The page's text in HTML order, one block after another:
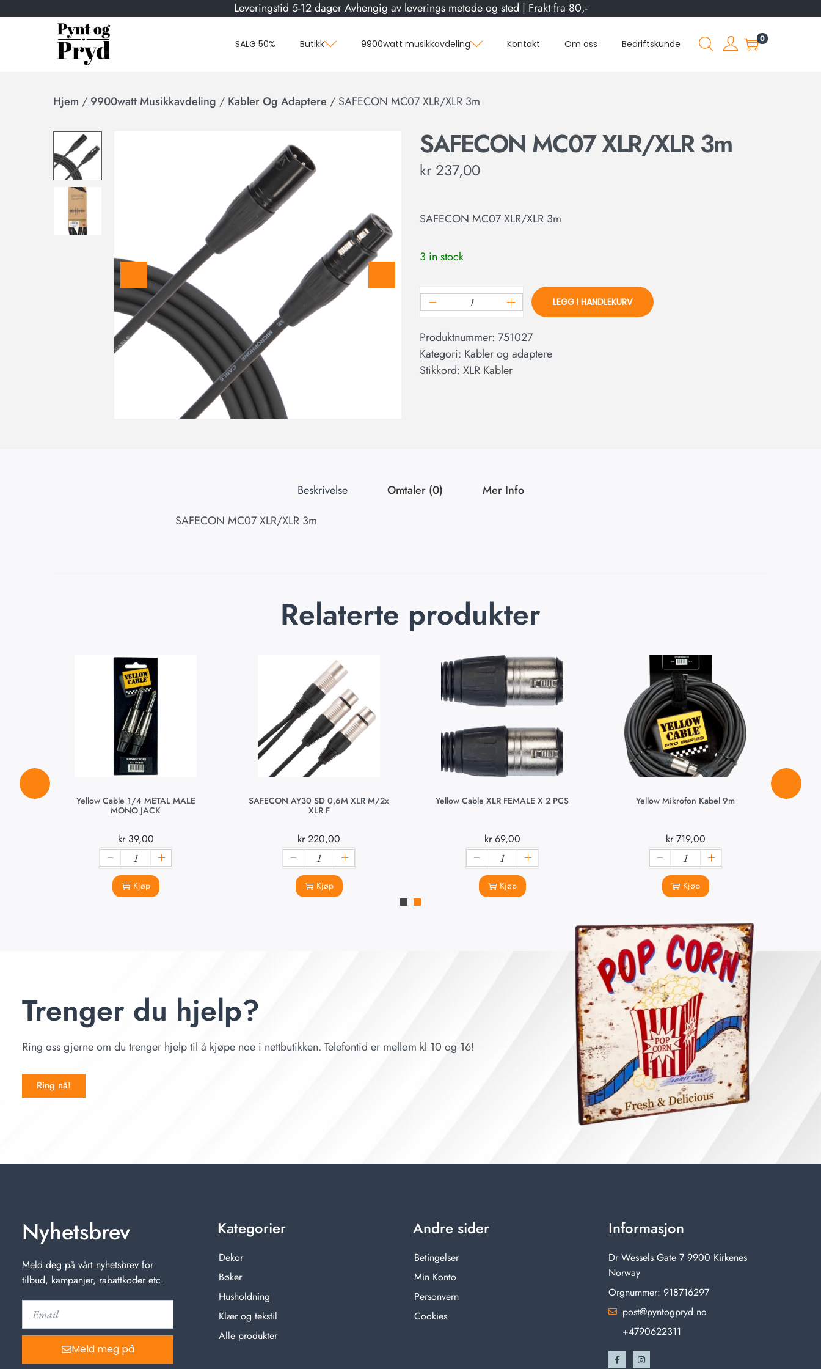
Leveringstid 5-12 dager Avhengig av leverings metode og sted | Frakt fra 80,-
SALG 50% Butikk 9900watt musikkavdeling Kontakt Om oss Bedriftskunde 0
Hjem / 9900watt Musikkavdeling / Kabler Og Adaptere / SAFECON MC07 XLR/XLR 3m
SAFECON MC07 XLR/XLR 3m
kr 237,00
SAFECON MC07 XLR/XLR 3m
3 in stock
LEGG I HANDLEKURV
Produktnummer: 751027
Kategori: Kabler og adaptere
Stikkord: XLR Kabler
Beskrivelse Omtaler (0)
Mer Info
SAFECON MC07 XLR/XLR 3m
Relaterte produkter
Yellow Cable 1/4 METAL MALE
MONO JACK
kr39,00
Kjøp
SAFECON AY30 SD 0,6M XLR M/2x
XLR F
kr220,00
Kjøp
Yellow Cable XLR FEMALE X 2 PCS
kr69,00
Kjøp
Yellow Mikrofon Kabel 9m
kr719,00
Kjøp
Trenger du hjelp?
Ring oss gjerne om du trenger hjelp til å kjøpe noe i nettbutikken. Telefontid er mellom kl 10 og 16!
Ring nå!
Nyhetsbrev
Meld deg på vårt nyhetsbrev for
tilbud, kampanjer, rabattkoder etc.
Meld meg på
Kategorier
Dekor
Bøker
Husholdning
Klær og tekstil
Alle produkter
Andre sider
Betingelser
Min Konto
Personvern
Cookies
Informasjon
Dr Wessels Gate 7 9900 Kirkenes
Norway
Orgnummer: 918716297
post@pyntogpryd.no
+4790622311